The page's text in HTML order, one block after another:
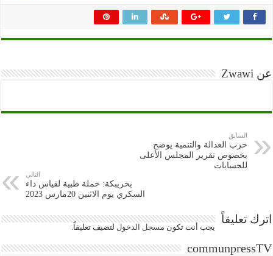
عن Zwawi
السابق
حزب العدالة والتنمية يوضح
بخصوص تقرير المجلس الأعلى
للحسابات
التالي
بخريبكة: حملة طبية لقياس داء
السكري يوم الاثنين 20مارس 2023
اترك تعليقاً
يجب أنت تكون مسجل الدخول لتضيف تعليقاً.
communpressTV